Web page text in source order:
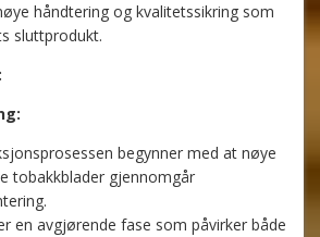
håndtering og kvalitetssikring som
sluttprodukt.
begynner med at nøye
tobakkblader gjennomgår
en avgjørende fase som påvirker både